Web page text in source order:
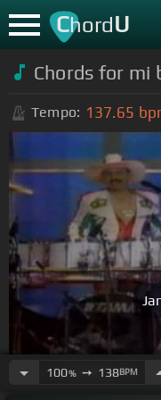
ChordU
Chords for mi
Tempo: 137.65
100%➙ 138BPM